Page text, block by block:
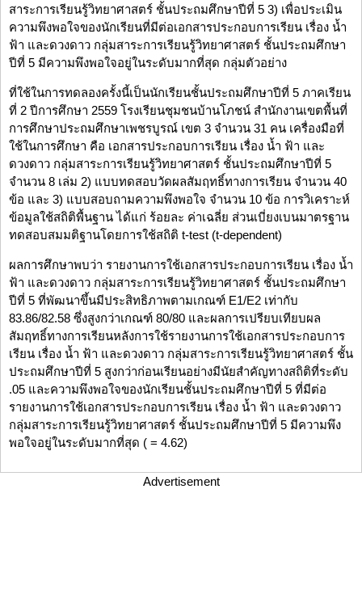
สาระการเรียนรู้วิทยาศาสตร์ ชั้นประถมศึกษาปีที่ 5 3) เพื่อประเมิน
ความพึงพอใจของนักเรียนที่มีต่อเอกสารประกอบการเรียน เรื่อง น้ำ
ฟ้า และดวงดาว กลุ่มสาระการเรียนรู้วิทยาศาสตร์ ชั้นประถมศึกษา
ปีที่ 5 มีความพึงพอใจอยู่ในระดับมากที่สุด กลุ่มตัวอย่าง
ที่ใช้ในการทดลองครั้งนี้เป็นนักเรียนชั้นประถมศึกษาปีที่ 5 ภาคเรียน
ที่ 2 ปีการศึกษา 2559 โรงเรียนชุมชนบ้านโภชน์ สำนักงานเขตพื้นที่
การศึกษาประถมศึกษาเพชรบูรณ์ เขต 3 จำนวน 31 คน เครื่องมือที่
ใช้ในการศึกษา คือ เอกสารประกอบการเรียน เรื่อง น้ำ ฟ้า และ
ดวงดาว กลุ่มสาระการเรียนรู้วิทยาศาสตร์ ชั้นประถมศึกษาปีที่ 5
จำนวน 8 เล่ม 2) แบบทดสอบวัดผลสัมฤทธิ์ทางการเรียน จำนวน 40
ข้อ และ 3) แบบสอบถามความพึงพอใจ จำนวน 10 ข้อ การวิเคราะห์
ข้อมูลใช้สถิติพื้นฐาน ได้แก่ ร้อยละ ค่าเฉลี่ย ส่วนเบี่ยงเบนมาตรฐาน
ทดสอบสมมติฐานโดยการใช้สถิติ t-test (t-dependent)
ผลการศึกษาพบว่า รายงานการใช้เอกสารประกอบการเรียน เรื่อง น้ำ
ฟ้า และดวงดาว กลุ่มสาระการเรียนรู้วิทยาศาสตร์ ชั้นประถมศึกษา
ปีที่ 5 ที่พัฒนาขึ้นมีประสิทธิภาพตามเกณฑ์ E1/E2 เท่ากับ
83.86/82.58 ซึ่งสูงกว่าเกณฑ์ 80/80 และผลการเปรียบเทียบผล
สัมฤทธิ์ทางการเรียนหลังการใช้รายงานการใช้เอกสารประกอบการ
เรียน เรื่อง น้ำ ฟ้า และดวงดาว กลุ่มสาระการเรียนรู้วิทยาศาสตร์ ชั้น
ประถมศึกษาปีที่ 5 สูงกว่าก่อนเรียนอย่างมีนัยสำคัญทางสถิติที่ระดับ
.05 และความพึงพอใจของนักเรียนชั้นประถมศึกษาปีที่ 5 ที่มีต่อ
รายงานการใช้เอกสารประกอบการเรียน เรื่อง น้ำ ฟ้า และดวงดาว
กลุ่มสาระการเรียนรู้วิทยาศาสตร์ ชั้นประถมศึกษาปีที่ 5 มีความพึง
พอใจอยู่ในระดับมากที่สุด ( = 4.62)
Advertisement